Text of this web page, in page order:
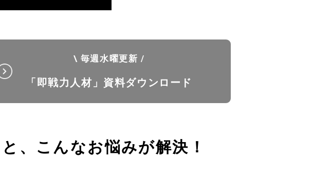
\ 毎週水曜更新 /
「即戦力人材」資料ダウンロード
、こんなお悩みが解決！